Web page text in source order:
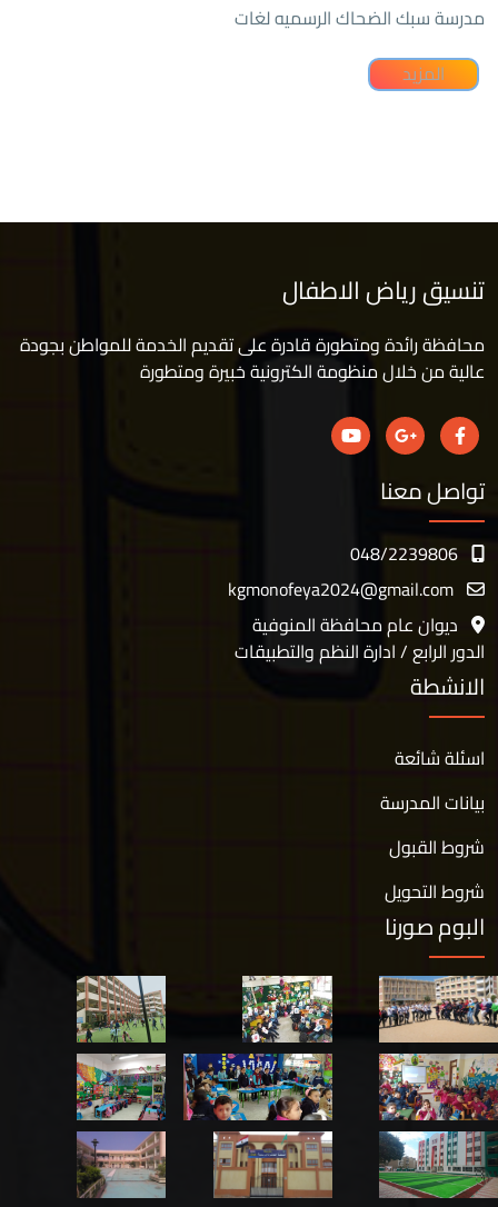
مدرسة سبك الضحاك الرسميه لغات
المزيد
تنسيق رياض الاطفال
محافظة رائدة ومتطورة قادرة على تقديم الخدمة للمواطن بجودة
عالية من خلال منظومة الكترونية خبيرة ومتطورة
تواصل معنا
048/2239806
kgmonofeya2024@gmail.com
ديوان عام محافظة المنوفية
الدور الرابع / ادارة النظم والتطبيقات
الانشطة
اسئلة شائعة
بيانات المدرسة
شروط القبول
شروط التحويل
البوم صورنا